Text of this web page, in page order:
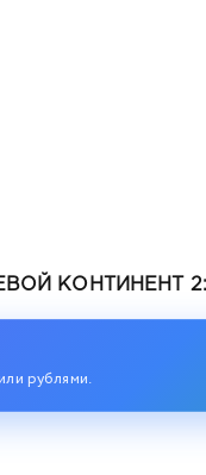
КОНТИНЕНТ
рублями.